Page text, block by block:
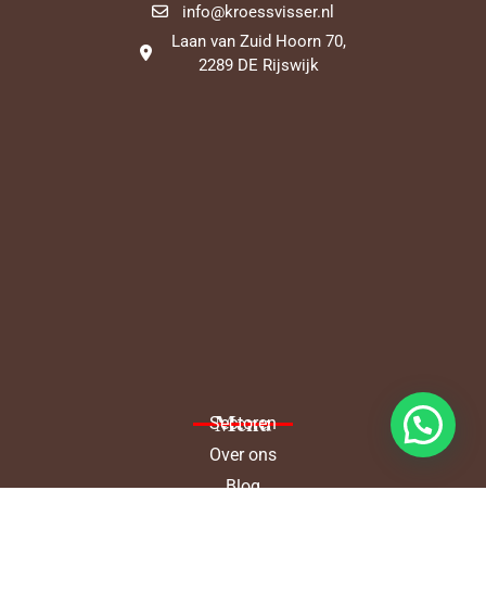
info@kroessvisser.nl
Laan van Zuid Hoorn 70,
2289 DE Rijswijk
Menu
Sectoren
Over ons
Blog